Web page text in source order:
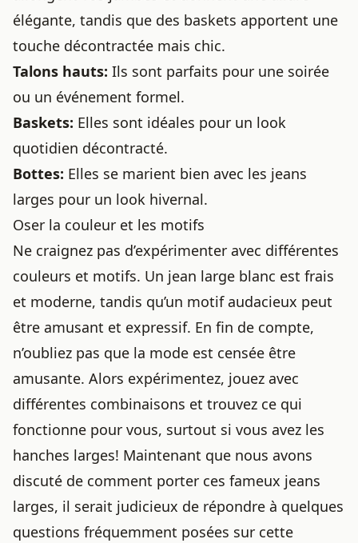
élégante, tandis que des baskets apportent une
touche décontractée mais chic.
Talons hauts: Ils sont parfaits pour une soirée
ou un événement formel.
Baskets: Elles sont idéales pour un look
quotidien décontracté.
Bottes: Elles se marient bien avec les jeans
larges pour un look hivernal.
Oser la couleur et les motifs
Ne craignez pas d’expérimenter avec différentes
couleurs et motifs. Un jean large blanc est frais
et moderne, tandis qu’un motif audacieux peut
être amusant et expressif. En fin de compte,
n’oubliez pas que la mode est censée être
amusante. Alors expérimentez, jouez avec
différentes combinaisons et trouvez ce qui
fonctionne pour vous, surtout si vous avez les
hanches larges! Maintenant que nous avons
discuté de comment porter ces fameux jeans
larges, il serait judicieux de répondre à quelques
questions fréquemment posées sur cette